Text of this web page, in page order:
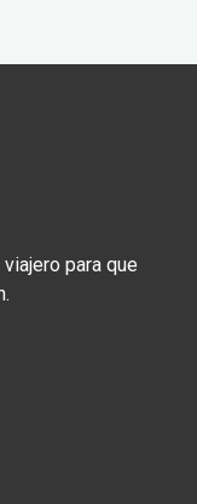
viajero para que